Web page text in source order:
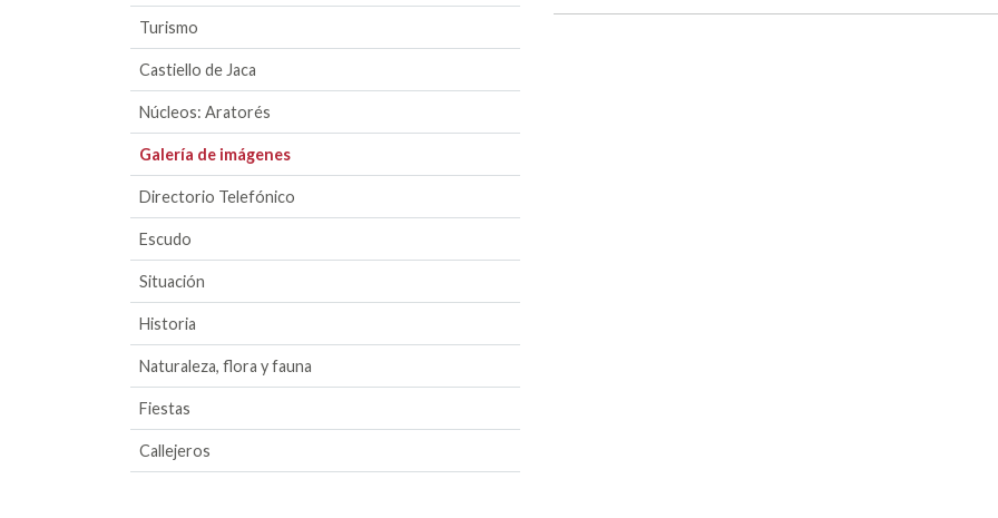
Turismo
Castiello de Jaca
Núcleos: Aratorés
Galería de imágenes
Directorio Telefónico
Escudo
Situación
Historia
Naturaleza, flora y fauna
Fiestas
Callejeros